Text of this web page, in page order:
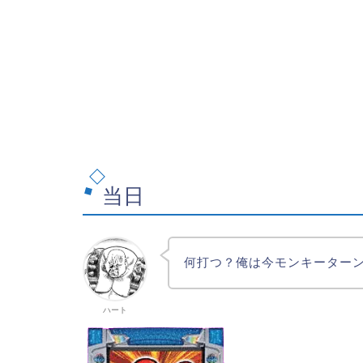
当日
ハート
何打つ？俺は今モンキーター